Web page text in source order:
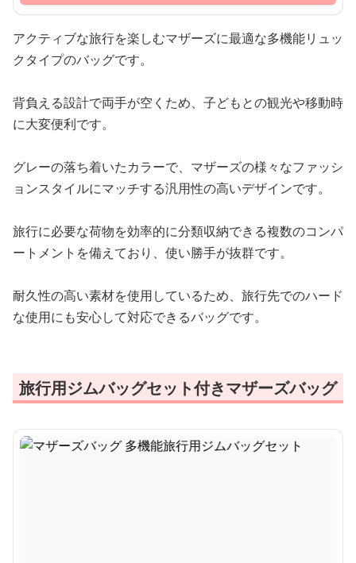
アクティブな旅行を楽しむマザーズに最適な多機能リュッ
クタイプのバッグです。
背負える設計で両手が空くため、子どもとの観光や移動時
に大変便利です。
グレーの落ち着いたカラーで、マザーズの様々なファッシ
ョンスタイルにマッチする汎用性の高いデザインです。
旅行に必要な荷物を効率的に分類収納できる複数のコンパ
ートメントを備えており、使い勝手が抜群です。
耐久性の高い素材を使用しているため、旅行先でのハード
な使用にも安心して対応できるバッグです。
旅行用ジムバッグセット付きマザーズバッグ